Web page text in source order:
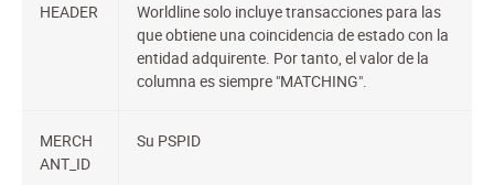
HEADER
Worldline solo incluye transacciones para las
que obtiene una coincidencia de estado con la
entidad adquirente. Por tanto, el valor de la
columna es siempre "MATCHING".
MERCH
ANT_ID
Su PSPID